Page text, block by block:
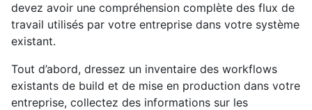
devez avoir une compréhension complète des flux de
travail utilisés par votre entreprise dans votre système
existant.
Tout d’abord, dressez un inventaire des workflows
existants de build et de mise en production dans votre
entreprise, collectez des informations sur les